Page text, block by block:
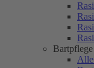
Bartpflege
Alle